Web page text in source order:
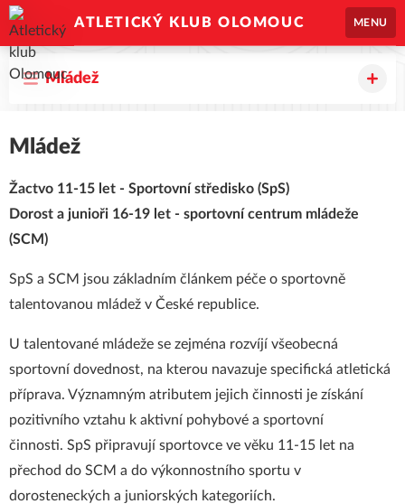
ATLETICKÝ KLUB OLOMOUC MENU
Mládež
Mládež
Žactvo 11-15 let - Sportovní středisko (SpS)
Dorost a junioři 16-19 let - sportovní centrum mládeže
(SCM)
SpS a SCM jsou základním článkem péče o sportovně
talentovanou mládež v České republice.
U talentované mládeže se zejména rozvíjí všeobecná
sportovní dovednost, na kterou navazuje specifická atletická
příprava. Významným atributem jejich činnosti je získání
pozitivního vztahu k aktivní pohybové a sportovní
činnosti. SpS připravují sportovce ve věku 11-15 let na
přechod do SCM a do výkonnostního sportu v
dorosteneckých a juniorských kategoriích.